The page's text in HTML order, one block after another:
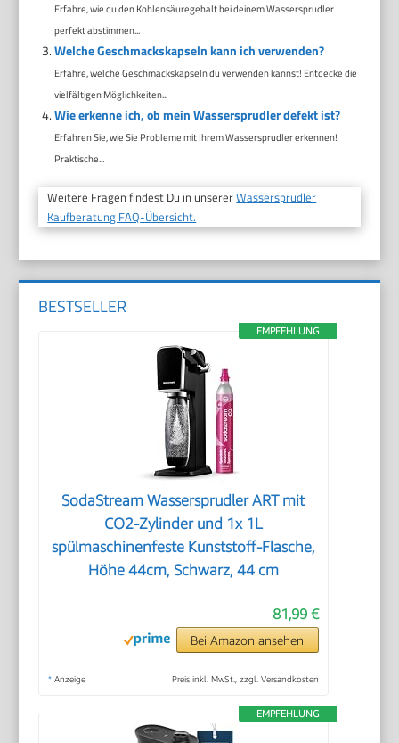
Erfahre, wie du den Kohlensäuregehalt bei deinem Wassersprudler
perfekt abstimmen...
Welche Geschmackskapseln kann ich verwenden?
Erfahre, welche Geschmackskapseln du verwenden kannst! Entdecke die
vielfältigen Möglichkeiten...
Wie erkenne ich, ob mein Wassersprudler defekt ist?
Erfahren Sie, wie Sie Probleme mit Ihrem Wassersprudler erkennen!
Praktische...
Weitere Fragen findest Du in unsererWassersprudler
Kaufberatung FAQ-Übersicht.
BESTSELLER
EMPFEHLUNG
SodaStream Wassersprudler ART mit
CO2-Zylinder und 1x 1L
spülmaschinenfeste Kunststoff-Flasche,
Höhe 44cm, Schwarz, 44 cm
81,99 €
Bei Amazon ansehen
* Anzeige Preis inkl. MwSt., zzgl. Versandkosten
EMPFEHLUNG